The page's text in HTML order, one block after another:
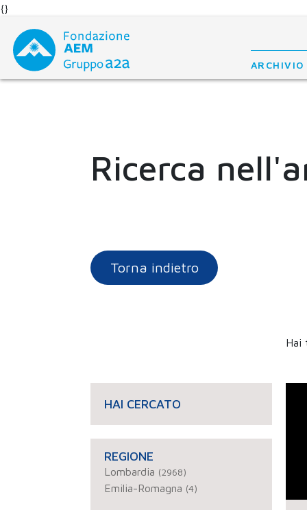
{}
content
ARCHIVIO
Ricerca
Torna indietro
Hai
HAI CERCATO
REGIONE
Lombardia (2968)
Emilia-Romagna (4)